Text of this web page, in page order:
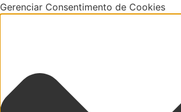
Gerenciar Consentimento de Cookies